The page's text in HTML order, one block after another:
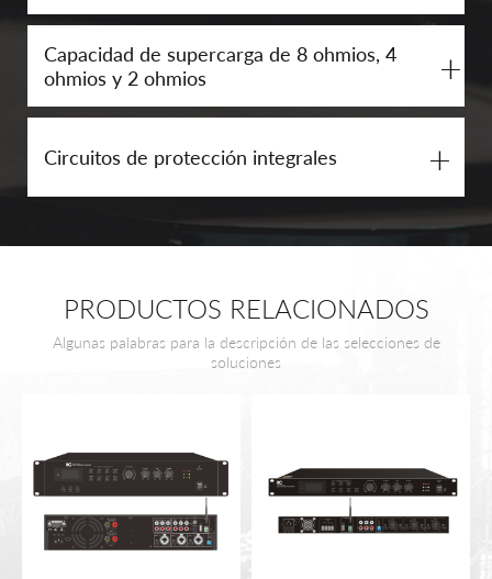
Capacidad de supercarga de 8 ohmios, 4
ohmios y 2 ohmios
+
Circuitos de protección integrales +
PRODUCTOS RELACIONADOS
Algunas palabras para la descripción de las selecciones de
soluciones